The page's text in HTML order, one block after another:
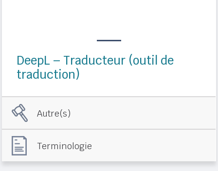
DeepL – Traducteur (outil de
traduction)
Autre(s)
Terminologie